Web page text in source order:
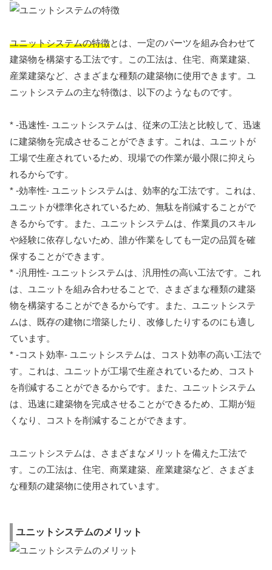
ユニットシステムの特徴とは、一定のパーツを組み合わせて
建築物を構築する工法です。この工法は、住宅、商業建築、
産業建築など、さまざまな種類の建築物に使用できます。ユ
ニットシステムの主な特徴は、以下のようなものです。
* -迅速性- ユニットシステムは、従来の工法と比較して、迅速
に建築物を完成させることができます。これは、ユニットが
工場で生産されているため、現場での作業が最小限に抑えら
れるからです。
* -効率性- ユニットシステムは、効率的な工法です。これは、
ユニットが標準化されているため、無駄を削減することがで
きるからです。また、ユニットシステムは、作業員のスキル
や経験に依存しないため、誰が作業をしても一定の品質を確
保することができます。
* -汎用性- ユニットシステムは、汎用性の高い工法です。これ
は、ユニットを組み合わせることで、さまざまな種類の建築
物を構築することができるからです。また、ユニットシステ
ムは、既存の建物に増築したり、改修したりするのにも適し
ています。
* -コスト効率- ユニットシステムは、コスト効率の高い工法で
す。これは、ユニットが工場で生産されているため、コスト
を削減することができるからです。また、ユニットシステム
は、迅速に建築物を完成させることができるため、工期が短
くなり、コストを削減することができます。
ユニットシステムは、さまざまなメリットを備えた工法で
す。この工法は、住宅、商業建築、産業建築など、さまざま
な種類の建築物に使用されています。
ユニットシステムのメリット